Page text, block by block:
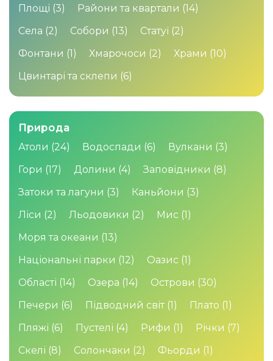
Площі (3) Райони та квартали (14)
Села (2) Собори (13) Статуї (2)
Фонтани (1) Хмарочоси (2) Храми (10)
Цвинтарі та склепи (6)
Природа
Атоли (24) Водоспади (6) Вулкани (3)
Гори (17) Долини (4) Заповідники (8)
Затоки та лагуни (3) Каньйони (3)
Ліси (2) Льодовики (2) Мис (1)
Моря та океани (13)
Національні парки (12) Оазис (1)
Області (14) Озера (14) Острови (30)
Печери (6) Підводний світ (1) Плато (1)
Пляжі (6) Пустелі (4) Рифи (1) Річки (7)
Скелі (8) Солончаки (2) Фьорди (1)